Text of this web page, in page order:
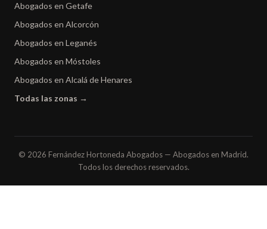
Abogados en Getafe
Abogados en Alcorcón
Abogados en Leganés
Abogados en Móstoles
Abogados en Alcalá de Henares
Todas las zonas →
© 2026 Fernández Hortoneda Abogados — Abogados en Madrid.
Todos los derechos reservados.